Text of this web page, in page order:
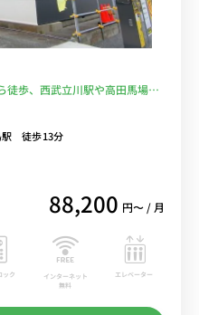
徒歩、西武立川駅や高田馬場駅
ファや生活家電のあるお部屋■
駅 徒歩13分
88,200 円〜 / 月
ック
インターネット
無料
エレベーター